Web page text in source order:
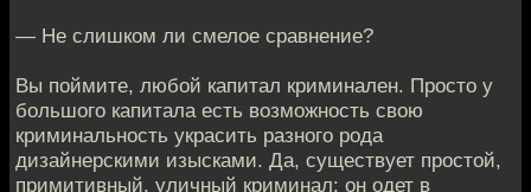
— Не слишком ли смелое сравнение?
Вы поймите, любой капитал криминален. Просто у
большого капитала есть возможность свою
криминальность украсить разного рода
дизайнерскими изысками. Да, существует простой,
примитивный, уличный криминал: он одет в